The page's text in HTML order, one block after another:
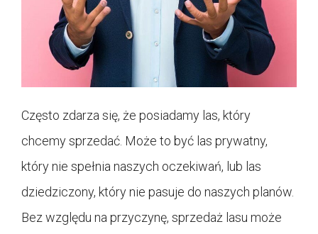
Często zdarza się, że posiadamy las, który
chcemy sprzedać. Może to być las prywatny,
który nie spełnia naszych oczekiwań, lub las
dziedziczony, który nie pasuje do naszych planów.
Bez względu na przyczynę, sprzedaż lasu może